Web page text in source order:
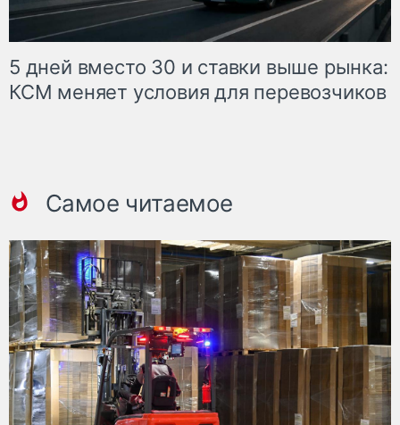
5 дней вместо 30 и ставки выше рынка:
КСМ меняет условия для перевозчиков
Самое читаемое